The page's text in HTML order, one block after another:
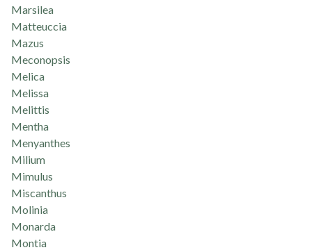
Marsilea
Matteuccia
Mazus
Meconopsis
Melica
Melissa
Melittis
Mentha
Menyanthes
Milium
Mimulus
Miscanthus
Molinia
Monarda
Montia